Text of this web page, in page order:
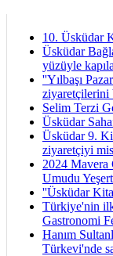
10. Üsküdar
Üsküdar
yüzüyle
''Yılbaşı
ziyaretçilerini
Selim Terzi
Üsküdar
Üsküdar 9.
ziyaretçiyi
2024 Mavera
Umudu
''Üsküdar
Türkiye'nin
Gastronomi
Hanım
Türkevi'nde